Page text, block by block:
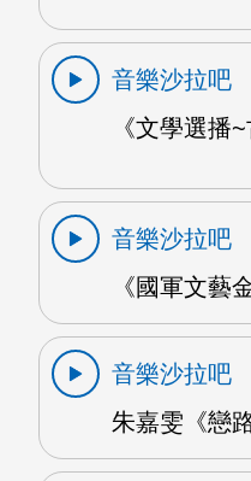
音樂沙拉吧
《文學選播
音樂沙拉吧
《國軍文藝
音樂沙拉吧
朱嘉雯《戀